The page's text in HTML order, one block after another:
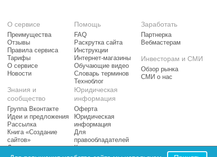
О сервисе
Преимущества
Отзывы
Правила сервиса
Тарифы
О сервисе
Новости
Помощь
FAQ
Раскрутка сайта
Инструкции
Интернет-магазины
Обучающие видео
Словарь терминов
Техноблог
Заработать
Партнерка
Вебмастерам
Инвесторам и СМИ
Обзор рынка
СМИ о нас
Знания и
сообщество
Группа Вконтакте
Идеи и предложения
Рассылка
Книга «Создание
сайтов»
Доска почета
Юридическая
информация
Оферта
Юридическая
информация
Для
правообладателей
Контактная